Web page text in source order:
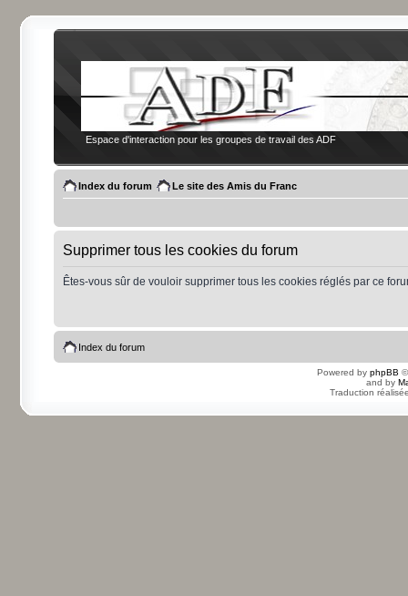
Espace d'interaction pour les groupes de travail des ADF
Index du forum Le site des Amis du Franc
Supprimer tous les cookies du forum
Êtes-vous sûr de vouloir supprimer tous les cookies réglés par ce
Index du forum
Powered by phpBB
and by
Traduction